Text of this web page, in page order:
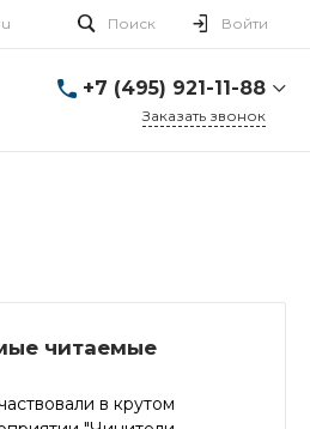
Поиск Войти
+7 (495) 921-11-88
Заказать звонок
читаемые
в крутом